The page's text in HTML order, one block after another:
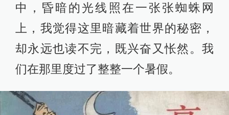
中，昏暗的光线照在一张张蜘蛛网
上，我觉得这里暗藏着世界的秘密，
却永远也读不完，既兴奋又怅然。我
们在那里度过了整整一个暑假。